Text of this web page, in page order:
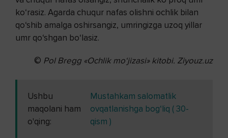
ko‘rasiz. Agarda chuqur nafas olishni ochlik bilan
qo‘shib amalga oshirsangiz, umringizga uzoq yillar
umr qo‘shgan bo‘lasiz.
© Pol Bregg «Ochlik mo‘jizasi» kitobi. Ziyouz.uz
Ushbu
maqolani ham
o'qing:
Mustahkam salomatlik
ovqatlanishga bog‘liq ( 30-
qism )